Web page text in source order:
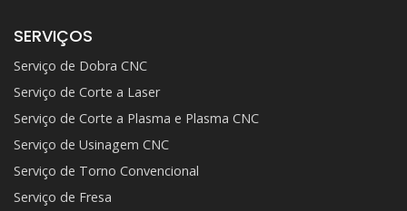
SERVIÇOS
Serviço de Dobra CNC
Serviço de Corte a Laser
Serviço de Corte a Plasma e Plasma CNC
Serviço de Usinagem CNC
Serviço de Torno Convencional
Serviço de Fresa